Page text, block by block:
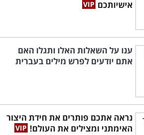
אישיותכם
ענו על השאלות האלו ותגלו האם
אתם יודעים לפרש מילים בעברית
נראה אתכם פותרים את חידת היצור
האימתני ומצילים את העולם!